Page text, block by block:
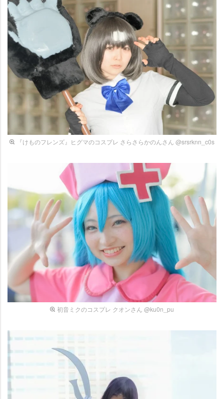
『けものフレンズ』ヒグマのコスプレ さらさらかのんさん @srsrknn_c0s
初音ミクのコスプレ クオンさん @ku0n_pu